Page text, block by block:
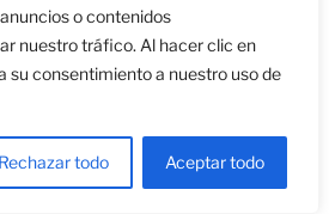
o contenidos
nuestro tráfico. Al hacer clic en
su consentimiento a nuestro uso de
Rechazar todo Aceptar todo
190 g/m2.
Medios en seco.
de bocetos